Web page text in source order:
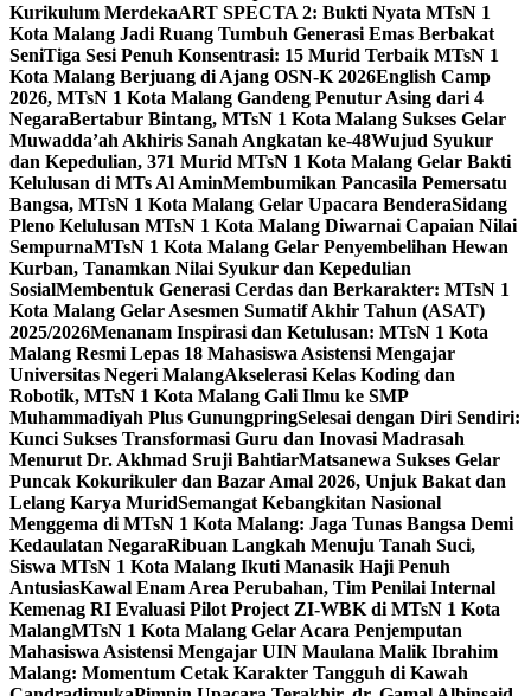
Kurikulum MerdekaART SPECTA 2: Bukti Nyata MTsN 1
Kota Malang Jadi Ruang Tumbuh Generasi Emas Berbakat
SeniTiga Sesi Penuh Konsentrasi: 15 Murid Terbaik MTsN 1
Kota Malang Berjuang di Ajang OSN-K 2026English Camp
2026, MTsN 1 Kota Malang Gandeng Penutur Asing dari 4
NegaraBertabur Bintang, MTsN 1 Kota Malang Sukses Gelar
Muwadda’ah Akhiris Sanah Angkatan ke-48Wujud Syukur
dan Kepedulian, 371 Murid MTsN 1 Kota Malang Gelar Bakti
Kelulusan di MTs Al AminMembumikan Pancasila Pemersatu
Bangsa, MTsN 1 Kota Malang Gelar Upacara BenderaSidang
Pleno Kelulusan MTsN 1 Kota Malang Diwarnai Capaian Nilai
SempurnaMTsN 1 Kota Malang Gelar Penyembelihan Hewan
Kurban, Tanamkan Nilai Syukur dan Kepedulian
SosialMembentuk Generasi Cerdas dan Berkarakter: MTsN 1
Kota Malang Gelar Asesmen Sumatif Akhir Tahun (ASAT)
2025/2026Menanam Inspirasi dan Ketulusan: MTsN 1 Kota
Malang Resmi Lepas 18 Mahasiswa Asistensi Mengajar
Universitas Negeri MalangAkselerasi Kelas Koding dan
Robotik, MTsN 1 Kota Malang Gali Ilmu ke SMP
Muhammadiyah Plus GunungpringSelesai dengan Diri Sendiri:
Kunci Sukses Transformasi Guru dan Inovasi Madrasah
Menurut Dr. Akhmad Sruji BahtiarMatsanewa Sukses Gelar
Puncak Kokurikuler dan Bazar Amal 2026, Unjuk Bakat dan
Lelang Karya MuridSemangat Kebangkitan Nasional
Menggema di MTsN 1 Kota Malang: Jaga Tunas Bangsa Demi
Kedaulatan NegaraRibuan Langkah Menuju Tanah Suci,
Siswa MTsN 1 Kota Malang Ikuti Manasik Haji Penuh
AntusiasKawal Enam Area Perubahan, Tim Penilai Internal
Kemenag RI Evaluasi Pilot Project ZI-WBK di MTsN 1 Kota
MalangMTsN 1 Kota Malang Gelar Acara Penjemputan
Mahasiswa Asistensi Mengajar UIN Maulana Malik Ibrahim
Malang: Momentum Cetak Karakter Tangguh di Kawah